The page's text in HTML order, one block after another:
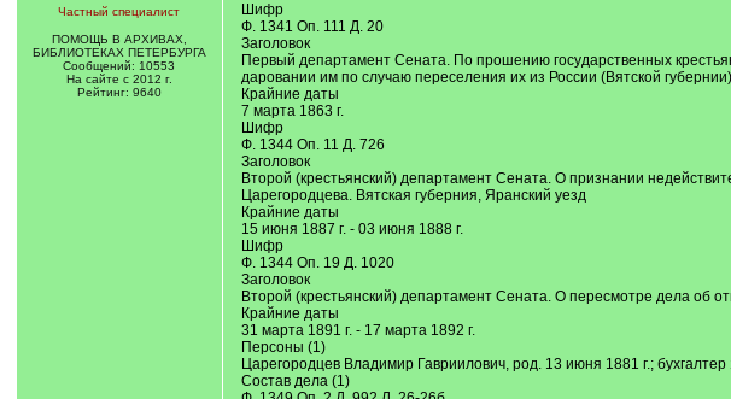
Частный специалист
ПОМОЩЬ В АРХИВАХ,
БИБЛИОТЕКАХ ПЕТЕРБУРГА
Сообщений: 10553
На сайте с 2012 г.
Рейтинг: 9640
Шифр
Ф. 1341 Оп. 111 Д. 20
Заголовок
Первый департамент Сената. По прошению государственных
даровании им по случаю переселения их из России (Вятской
Крайние даты
7 марта 1863 г.
Шифр
Ф. 1344 Оп. 11 Д. 726
Заголовок
Второй (крестьянский) департамент Сената. О признании
Царегородцева. Вятская губерния, Яранский уезд
Крайние даты
15 июня 1887 г. - 03 июня 1888 г.
Шифр
Ф. 1344 Оп. 19 Д. 1020
Заголовок
Второй (крестьянский) департамент Сената. О пересмотре дела об
Крайние даты
31 марта 1891 г. - 17 марта 1892 г.
Персоны (1)
Царегородцев Владимир Гавриилович, род. 13 июня 1881 г.; бухгалтер
Состав дела (1)